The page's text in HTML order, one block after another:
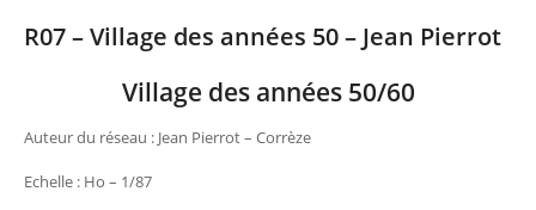
R07 – Village des années 50 – Jean Pierrot
Village des années 50/60
Auteur du réseau : Jean Pierrot – Corrèze
Echelle : Ho – 1/87